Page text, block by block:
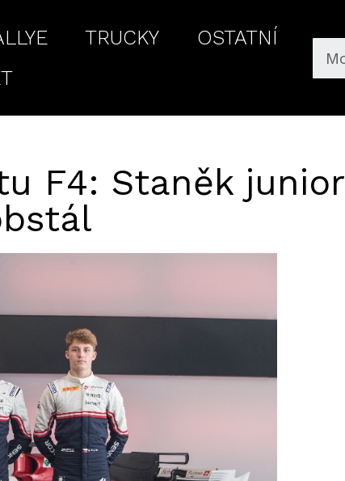
TRUCKY
OSTATNÍ
F4: Staněk junior